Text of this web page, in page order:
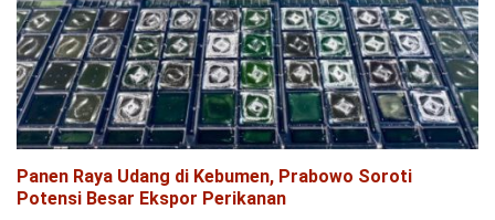
Panen Raya Udang di Kebumen, Prabowo Soroti
Potensi Besar Ekspor Perikanan